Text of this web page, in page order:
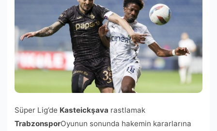
Süper Lig’de Kasteickşava rastlamak
TrabzonsporOyunun sonunda hakemin kararlarına